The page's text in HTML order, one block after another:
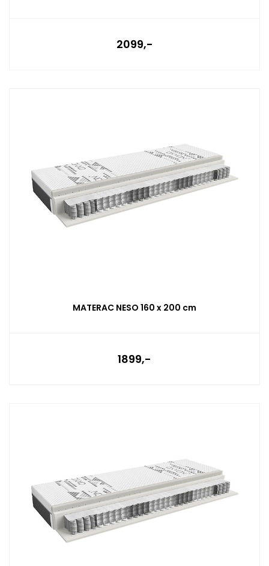
2099,-
MATERAC NESO 160 x 200 cm
1899,-